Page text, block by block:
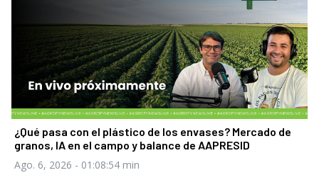
¿Qué pasa con el plástico de los envases? Mercado de
granos, IA en el campo y balance de AAPRESID
Ago. 6, 2026 - 01:08:54 min